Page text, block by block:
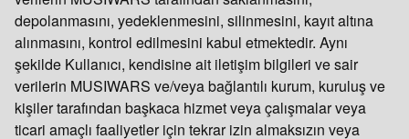
depolanmasını, yedeklenmesini, silinmesini, kayıt altına
alınmasını, kontrol edilmesini kabul etmektedir. Aynı
şekilde Kullanıcı, kendisine ait iletişim bilgileri ve sair
verilerin MUSIWARS ve/veya bağlantılı kurum, kuruluş ve
kişiler tarafından başkaca hizmet veya çalışmalar veya
ticari amaçlı faaliyetler için tekrar izin almaksızın veya